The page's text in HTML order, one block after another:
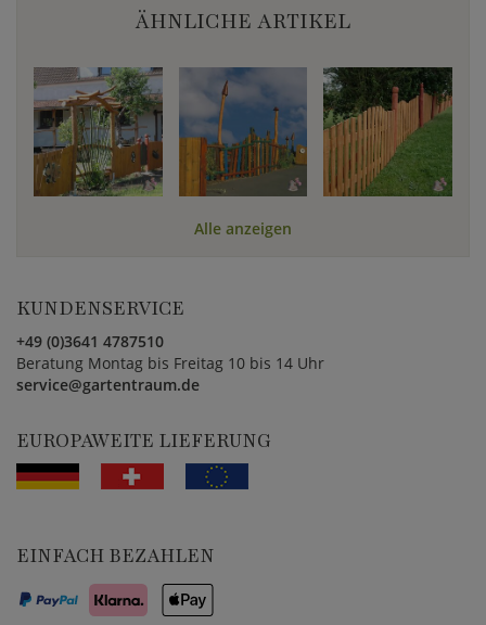
ÄHNLICHE ARTIKEL
Alle anzeigen
KUNDENSERVICE
+49 (0)3641 4787510
Beratung Montag bis Freitag 10 bis 14 Uhr
service@gartentraum.de
EUROPAWEITE LIEFERUNG
EINFACH BEZAHLEN